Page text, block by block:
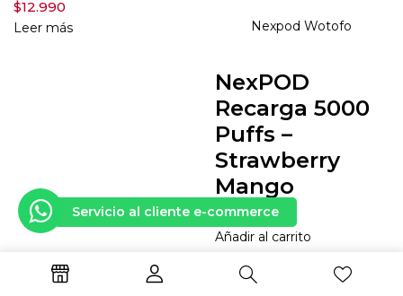
$12.990
Leer más Nexpod Wotofo
NexPOD
Recarga 5000
Puffs –
Strawberry
Mango
$8.990
Añadir al carrito
Servicio al cliente e-commerce